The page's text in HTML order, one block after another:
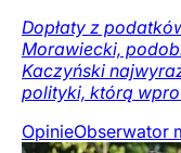
Dopłaty z
Morawiecki,
Kaczyński
polityki, którą
OpinieObserwator